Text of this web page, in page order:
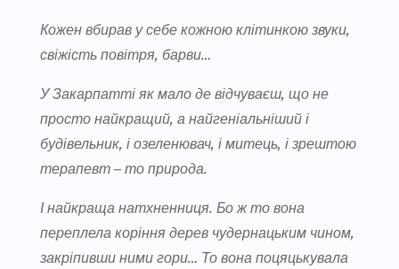
Кожен вбирав у себе кожною клітинкою звуки,
свіжість повітря, барви…
У Закарпатті як мало де відчуваєш, що не
просто найкращий, а найгеніальніший і
будівельник, і озеленювач, і митець, і зрештою
терапевт – то природа.
І найкраща натхненниця. Бо ж то вона
переплела коріння дерев чудернацьким чином,
закріпивши ними гори… То вона поцяцькувала